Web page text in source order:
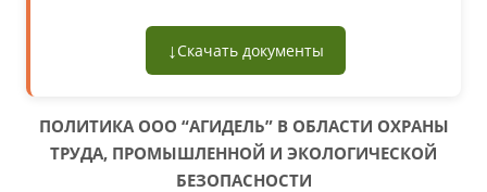
↓Скачать документы
ПОЛИТИКА ООО “АГИДЕЛЬ” В ОБЛАСТИ ОХРАНЫ
ТРУДА, ПРОМЫШЛЕННОЙ И ЭКОЛОГИЧЕСКОЙ
БЕЗОПАСНОСТИ